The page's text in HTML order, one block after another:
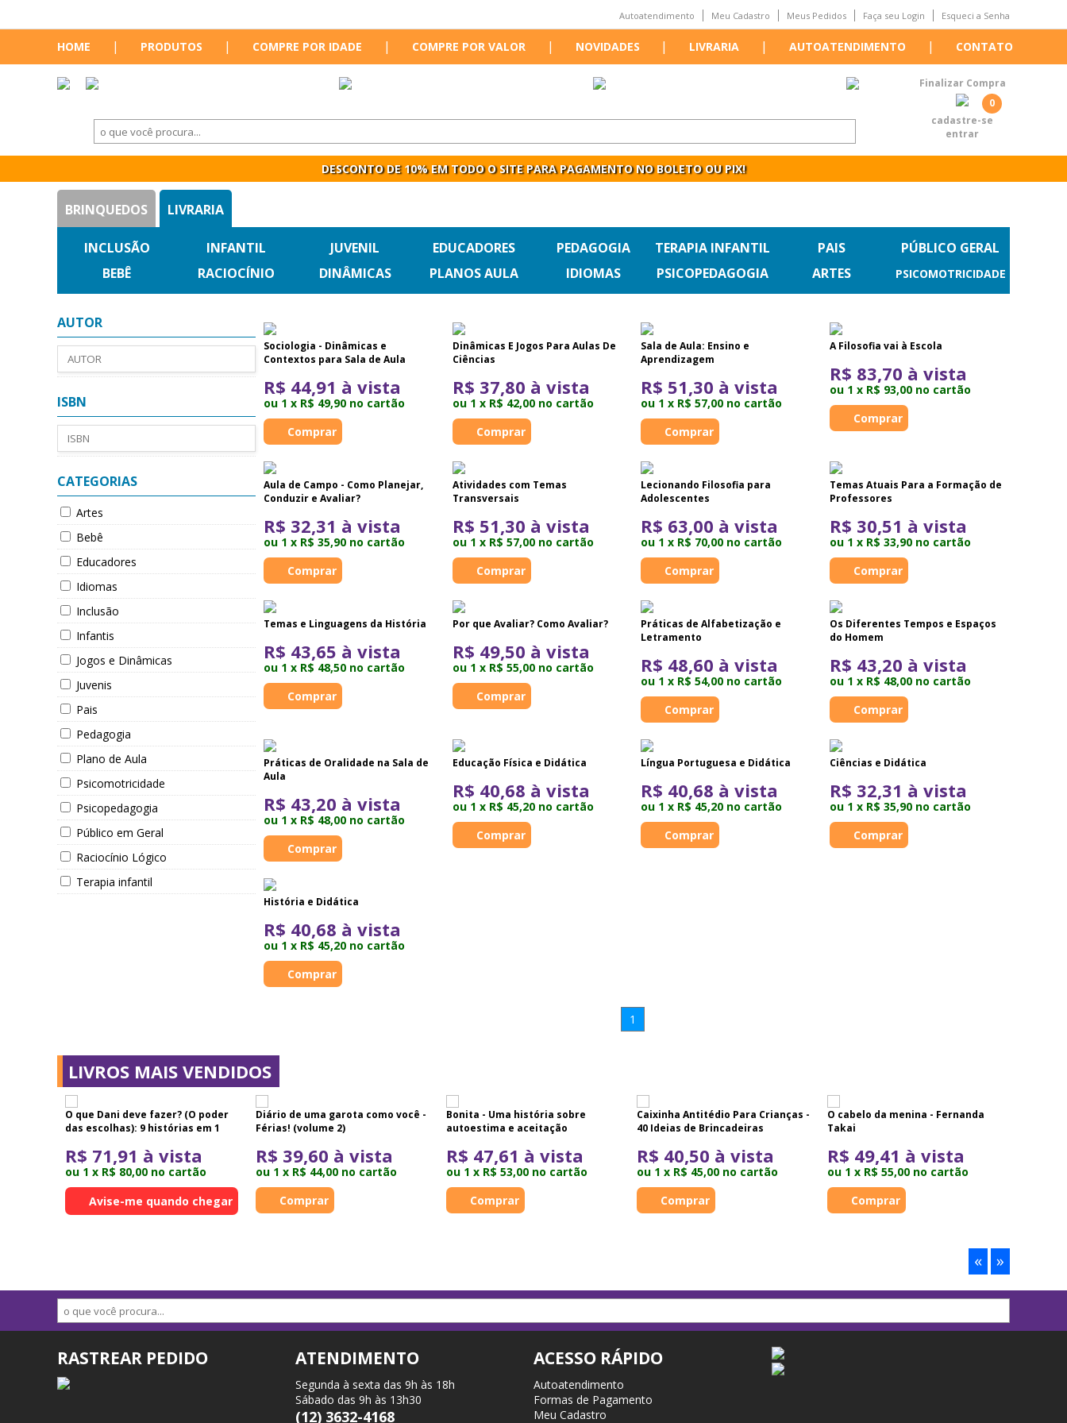
Autoatendimento Meu Cadastro Meus Pedidos Faça seu Login Esqueci a Senha
HOME | PRODUTOS | COMPRE POR IDADE | COMPRE POR VALOR | NOVIDADES | LIVRARIA | AUTOATENDIMENTO | CONTATO
Finalizar Compra
0
cadastre-se
entrar
DESCONTO DE 10% EM TODO O SITE PARA PAGAMENTO NO BOLETO OU PIX!
BRINQUEDOS LIVRARIA
INCLUSÃO INFANTIL JUVENIL EDUCADORES PEDAGOGIA TERAPIA INFANTIL PAIS
PÚBLICO GERAL
BEBÊ
RACIOCÍNIO DINÂMICAS PLANOS AULA IDIOMAS PSICOPEDAGOGIA ARTES PSICOMOTRICIDADE
AUTOR
ISBN
CATEGORIAS
Artes
Bebê
Educadores
Idiomas
Inclusão
Infantis
Jogos e Dinâmicas
Juvenis
Pais
Pedagogia
Plano de Aula
Psicomotricidade
Psicopedagogia
Público em Geral
Raciocínio Lógico
Terapia infantil
Sociologia - Dinâmicas e
Contextos para Sala de Aula
R$ 44,91 à vista
ou 1 x R$ 49,90 no cartão
Dinâmicas E Jogos Para Aulas De
Ciências
R$ 37,80 à vista
ou 1 x R$ 42,00 no cartão
Sala de Aula: Ensino e
Aprendizagem
R$ 51,30 à vista
ou 1 x R$ 57,00 no cartão
A Filosofia vai à Escola
R$ 83,70 à vista
ou 1 x R$ 93,00 no cartão
Aula de Campo - Como Planejar,
Conduzir e Avaliar?
R$ 32,31 à vista
ou 1 x R$ 35,90 no cartão
Atividades com Temas
Transversais
R$ 51,30 à vista
ou 1 x R$ 57,00 no cartão
Lecionando Filosofia para
Adolescentes
R$ 63,00 à vista
ou 1 x R$ 70,00 no cartão
Temas Atuais Para a Formação de
Professores
R$ 30,51 à vista
ou 1 x R$ 33,90 no cartão
Temas e Linguagens da História
R$ 43,65 à vista
ou 1 x R$ 48,50 no cartão
Por que Avaliar? Como Avaliar?
R$ 49,50 à vista
ou 1 x R$ 55,00 no cartão
Práticas de Alfabetização e
Letramento
R$ 48,60 à vista
ou 1 x R$ 54,00 no cartão
Os Diferentes Tempos e Espaços
do Homem
R$ 43,20 à vista
ou 1 x R$ 48,00 no cartão
Práticas de Oralidade na Sala de
Aula
R$ 43,20 à vista
ou 1 x R$ 48,00 no cartão
Educação Física e Didática
R$ 40,68 à vista
ou 1 x R$ 45,20 no cartão
Língua Portuguesa e Didática
R$ 40,68 à vista
ou 1 x R$ 45,20 no cartão
Ciências e Didática
R$ 32,31 à vista
ou 1 x R$ 35,90 no cartão
História e Didática
R$ 40,68 à vista
ou 1 x R$ 45,20 no cartão
1
LIVROS MAIS VENDIDOS
O que Dani deve fazer? (O poder
das escolhas): 9 histórias em 1
R$ 71,91 à vista
ou 1 x R$ 80,00 no cartão
Avise-me quando chegar
Diário de uma garota como você -
Férias! (volume 2)
R$ 39,60 à vista
ou 1 x R$ 44,00 no cartão
Bonita - Uma história sobre
autoestima e aceitação
R$ 47,61 à vista
ou 1 x R$ 53,00 no cartão
Caixinha Antitédio Para Crianças -
40 Ideias de Brincadeiras
R$ 40,50 à vista
ou 1 x R$ 45,00 no cartão
O cabelo da menina - Fernanda
Takai
R$ 49,41 à vista
ou 1 x R$ 55,00 no cartão
« »
RASTREAR PEDIDO ATENDIMENTO
Segunda à sexta das 9h às 18h
Sábado das 9h às 13h30
(12) 3632-4168
ACESSO RÁPIDO
Autoatendimento
Formas de Pagamento
Meu Cadastro